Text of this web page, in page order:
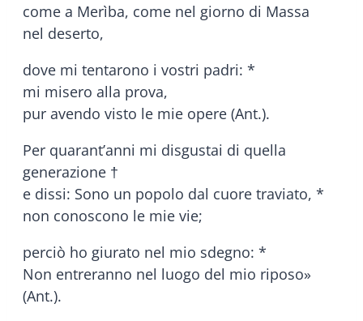
come a Merìba, come nel giorno di Massa
nel deserto,
dove mi tentarono i vostri padri: *
mi misero alla prova,
pur avendo visto le mie opere (Ant.).
Per quarant’anni mi disgustai di quella
generazione †
e dissi: Sono un popolo dal cuore traviato, *
non conoscono le mie vie;
perciò ho giurato nel mio sdegno: *
Non entreranno nel luogo del mio riposo»
(Ant.).